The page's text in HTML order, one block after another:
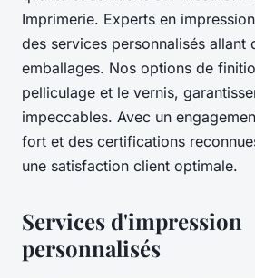
Imprimerie. Experts en
des services personnalisés allant
emballages. Nos options de
pelliculage et le vernis,
impeccables. Avec un
fort et des certifications
une satisfaction client optimale.
Services d'impression
personnalisés